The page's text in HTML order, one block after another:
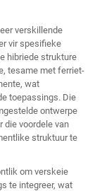
verskillende
vir spesifieke
hibriede strukture
tesame met ferriet-
wat
toepassings. Die
ontwerpe
die voordele van
struktuur te
om verskeie
te integreer, wat